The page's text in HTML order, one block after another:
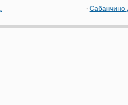
Сабанчино